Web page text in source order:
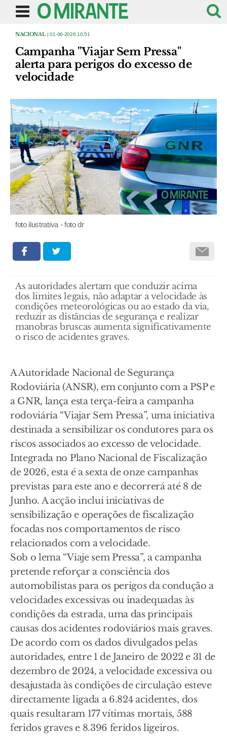
NACIONAL| 01-06-2026 10:51
Campanha "Viajar Sem Pressa"
alerta para perigos do excesso de
velocidade
foto ilustrativa - foto dr
As autoridades alertam que conduzir acima
dos limites legais, não adaptar a velocidade às
condições meteorológicas ou ao estado da via,
reduzir as distâncias de segurança e realizar
manobras bruscas aumenta significativamente
o risco de acidentes graves.
A Autoridade Nacional de Segurança
Rodoviária (ANSR), em conjunto com a PSP e
a GNR, lança esta terça-feira a campanha
rodoviária “Viajar Sem Pressa”, uma iniciativa
destinada a sensibilizar os condutores para os
riscos associados ao excesso de velocidade.
Integrada no Plano Nacional de Fiscalização
de 2026, esta é a sexta de onze campanhas
previstas para este ano e decorrerá até 8 de
Junho. A acção inclui iniciativas de
sensibilização e operações de fiscalização
focadas nos comportamentos de risco
relacionados com a velocidade.
Sob o lema “Viaje sem Pressa”, a campanha
pretende reforçar a consciência dos
automobilistas para os perigos da condução a
velocidades excessivas ou inadequadas às
condições da estrada, uma das principais
causas dos acidentes rodoviários mais graves.
De acordo com os dados divulgados pelas
autoridades, entre 1 de Janeiro de 2022 e 31 de
dezembro de 2024, a velocidade excessiva ou
desajustada às condições de circulação esteve
directamente ligada a 6.824 acidentes, dos
quais resultaram 177 vítimas mortais, 588
feridos graves e 8.396 feridos ligeiros.